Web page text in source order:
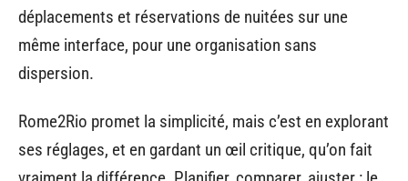
déplacements et réservations de nuitées sur une
même interface, pour une organisation sans
dispersion.
Rome2Rio promet la simplicité, mais c’est en explorant
ses réglages, et en gardant un œil critique, qu’on fait